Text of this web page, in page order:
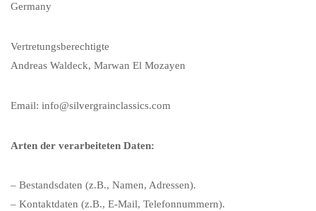
Germany
Vertretungsberechtigte
Andreas Waldeck, Marwan El Mozayen
Email: info@silvergrainclassics.com
Arten der verarbeiteten Daten:
– Bestandsdaten (z.B., Namen, Adressen).
– Kontaktdaten (z.B., E-Mail, Telefonnummern).